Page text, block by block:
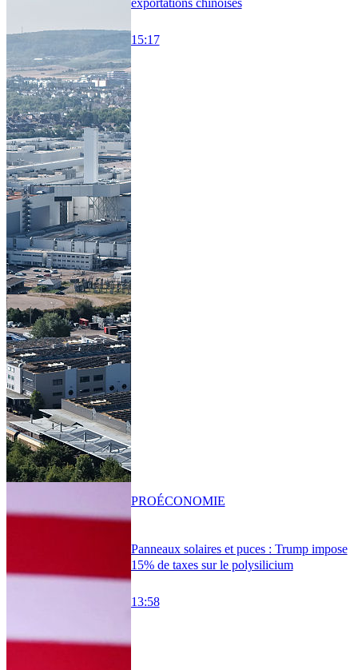
exportations chinoises
15:17
Panneaux solaires et puces : Trump impose
15% de taxes sur le polysilicium
13:58
PROÉCONOMIE